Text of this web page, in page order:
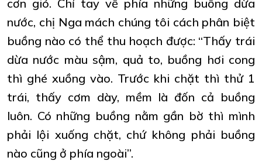
cơn gió. Chỉ tay về phía những buồng dừa
nước, chị Nga mách chúng tôi cách phân biệt
buồng nào có thể thu hoạch được: “Thấy trái
dừa nước màu sậm, quả to, buồng hơi cong
thì ghé xuồng vào. Trước khi chặt thì thử 1
trái, thấy cơm dày, mềm là đốn cả buồng
luôn. Có những buồng nằm gần bờ thì mình
phải lội xuống chặt, chứ không phải buồng
nào cũng ở phía ngoài”.